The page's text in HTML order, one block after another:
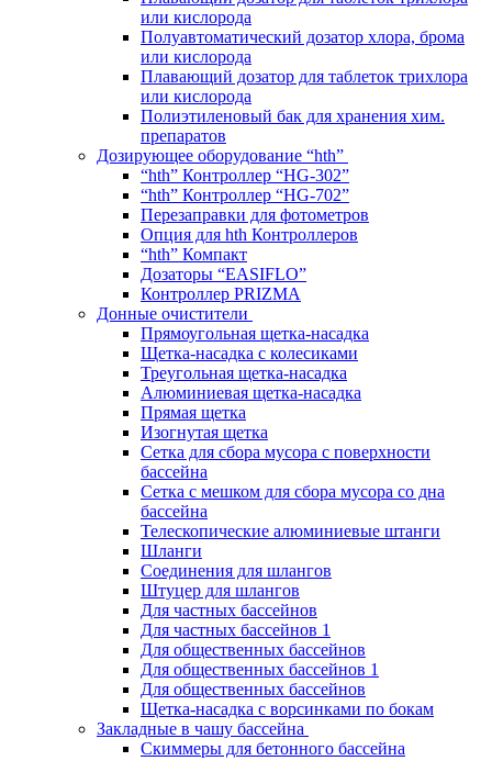
или кислорода
Полуавтоматический дозатор хлора, брома
или кислорода
Плавающий дозатор для таблеток трихлора
или кислорода
Полиэтиленовый бак для хранения хим.
препаратов
Дозирующее оборудование “hth”
“hth” Контроллер “HG-302”
“hth” Контроллер “HG-702”
Перезаправки для фотометров
Опция для hth Контроллеров
“hth” Компакт
Дозаторы “EASIFLO”
Контроллер PRIZMA
Донные очистители
Прямоугольная щетка-насадка
Щетка-насадка с колесиками
Треугольная щетка-насадка
Алюминиевая щетка-насадка
Прямая щетка
Изогнутая щетка
Сетка для сбора мусора с поверхности
бассейна
Сетка с мешком для сбора мусора со дна
бассейна
Телескопические алюминиевые штанги
Шланги
Соединения для шлангов
Штуцер для шлангов
Для частных бассейнов
Для частных бассейнов 1
Для общественных бассейнов
Для общественных бассейнов 1
Для общественных бассейнов
Щетка-насадка с ворсинками по бокам
Закладные в чашу бассейна
Скиммеры для бетонного бассейна